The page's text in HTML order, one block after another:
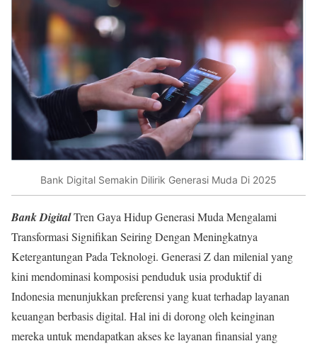
Bank Digital Semakin Dilirik Generasi Muda Di 2025
Bank DigitalTren Gaya Hidup Generasi Muda Mengalami
Transformasi Signifikan Seiring Dengan Meningkatnya
Ketergantungan Pada Teknologi. Generasi Z dan milenial yang
kini mendominasi komposisi penduduk usia produktif di
Indonesia menunjukkan preferensi yang kuat terhadap layanan
keuangan berbasis digital. Hal ini di dorong oleh keinginan
mereka untuk mendapatkan akses ke layanan finansial yang